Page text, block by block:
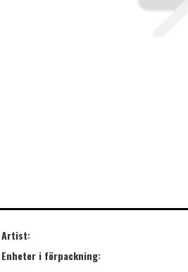
Artist:
Enheter i förpackning: